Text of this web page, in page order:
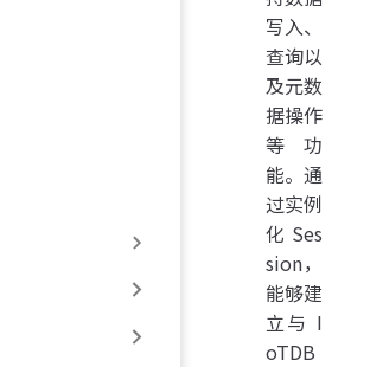
写入、
查询以
及元数
据操作
等功
能。通
过实例
化 Ses
sion，
能够建
立与 I
oTDB